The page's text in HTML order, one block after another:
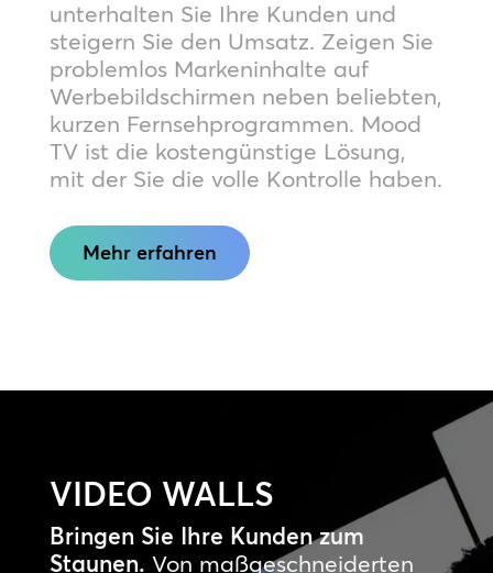
unterhalten Sie Ihre Kunden und
steigern Sie den Umsatz. Zeigen Sie
problemlos Markeninhalte auf
Werbebildschirmen neben beliebten,
kurzen Fernsehprogrammen. Mood
TV ist die kostengünstige Lösung,
mit der Sie die volle Kontrolle haben.
Mehr erfahren
VIDEO WALLS
Bringen Sie Ihre Kunden zum
Staunen. Von maßgeschneiderten